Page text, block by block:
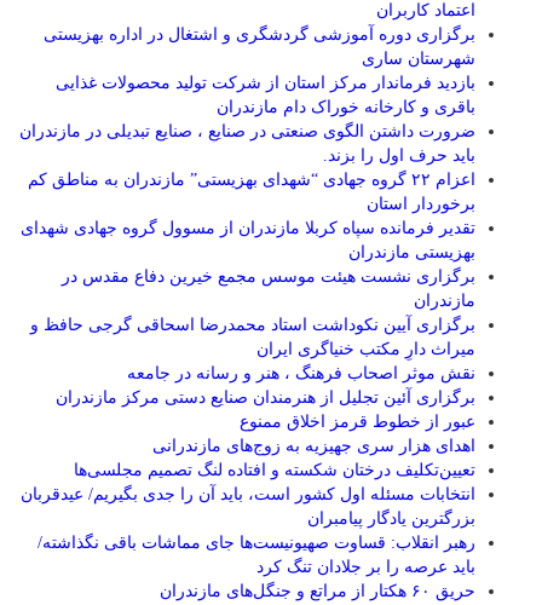
اعتماد کاربران
برگزاری دوره آموزشی گردشگری و اشتغال در اداره بهزیستی
شهرستان ساری
بازدید فرماندار مرکز استان از شرکت تولید محصولات غذایی
باقری و کارخانه خوراک دام مازندران
ضرورت داشتن الگوی صنعتی در صنایع ، صنایع تبدیلی در مازندران
باید حرف اول را بزند.
اعزام ۲۲ گروه جهادی “شهدای بهزیستی” مازندران به مناطق کم
برخوردار استان
تقدیر فرمانده سپاه کربلا مازندران از مسوول گروه جهادی شهدای
بهزیستی مازندران
برگزاری نشست هیئت موسس مجمع خیرین دفاع مقدس در
مازندران
برگزاری آیین نکوداشت استاد محمدرضا اسحاقی گرجی حافظ و
میراث دارِ مکتب خنیاگری ایران
نقش موثر اصحاب فرهنگ ، هنر و رسانه در جامعه
برگزاری آئین تجلیل از هنرمندان صنایع دستی مرکز مازندران
عبور از خطوط قرمز اخلاق ممنوع
اهدای هزار سری جهیزیه به زوج‌های مازندرانی
تعیین‌تکلیف درختان شکسته و افتاده لنگ تصمیم مجلسی‌ها
انتخابات مسئله اول کشور است، باید آن را جدی بگیریم/ عیدقربان
بزرگترین یادگار پیامبران
رهبر انقلاب: قساوت صهیونیست‌ها جای مماشات باقی نگذاشته/
باید عرصه را بر جلادان تنگ کرد
حریق ۶۰ هکتار از مراتع و جنگل‌های مازندران